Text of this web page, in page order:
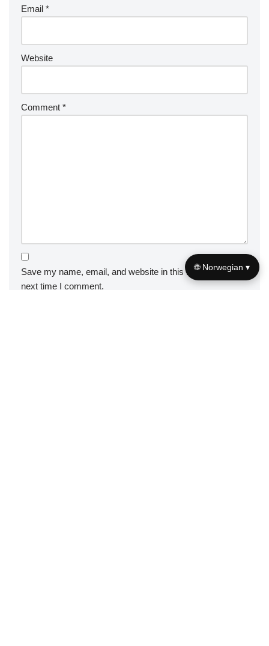
Email *
Website
Comment *
Save my name, email, and website in this browser for the
next time I comment.
🌐 Norwegian ▾